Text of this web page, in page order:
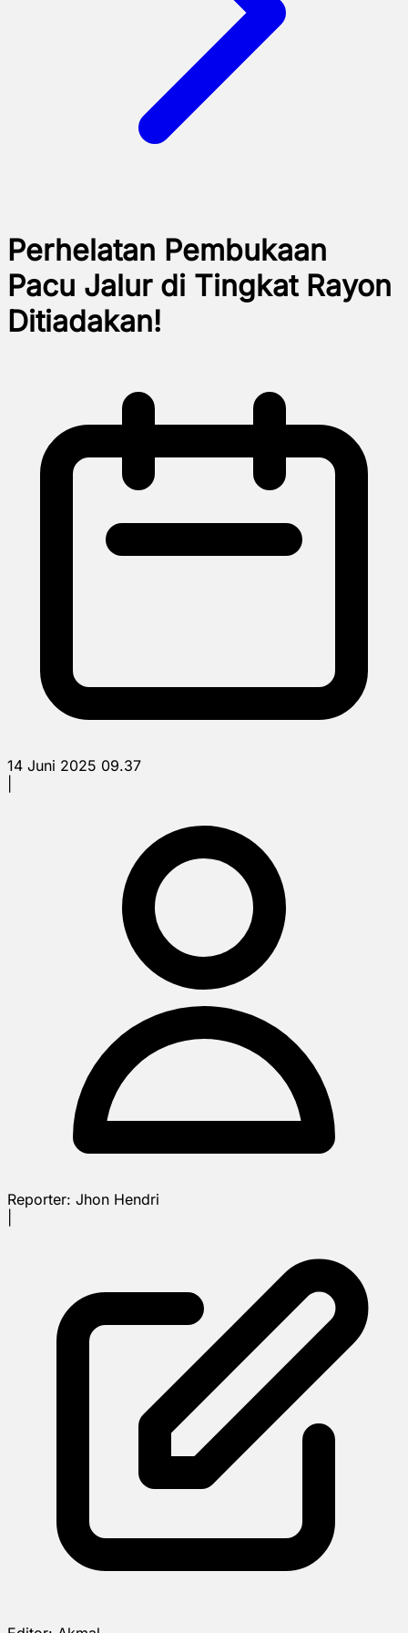
Perhelatan Pembukaan
Pacu Jalur di Tingkat Rayon
Ditiadakan!
14 Juni 2025 09.37
Reporter: Jhon Hendri